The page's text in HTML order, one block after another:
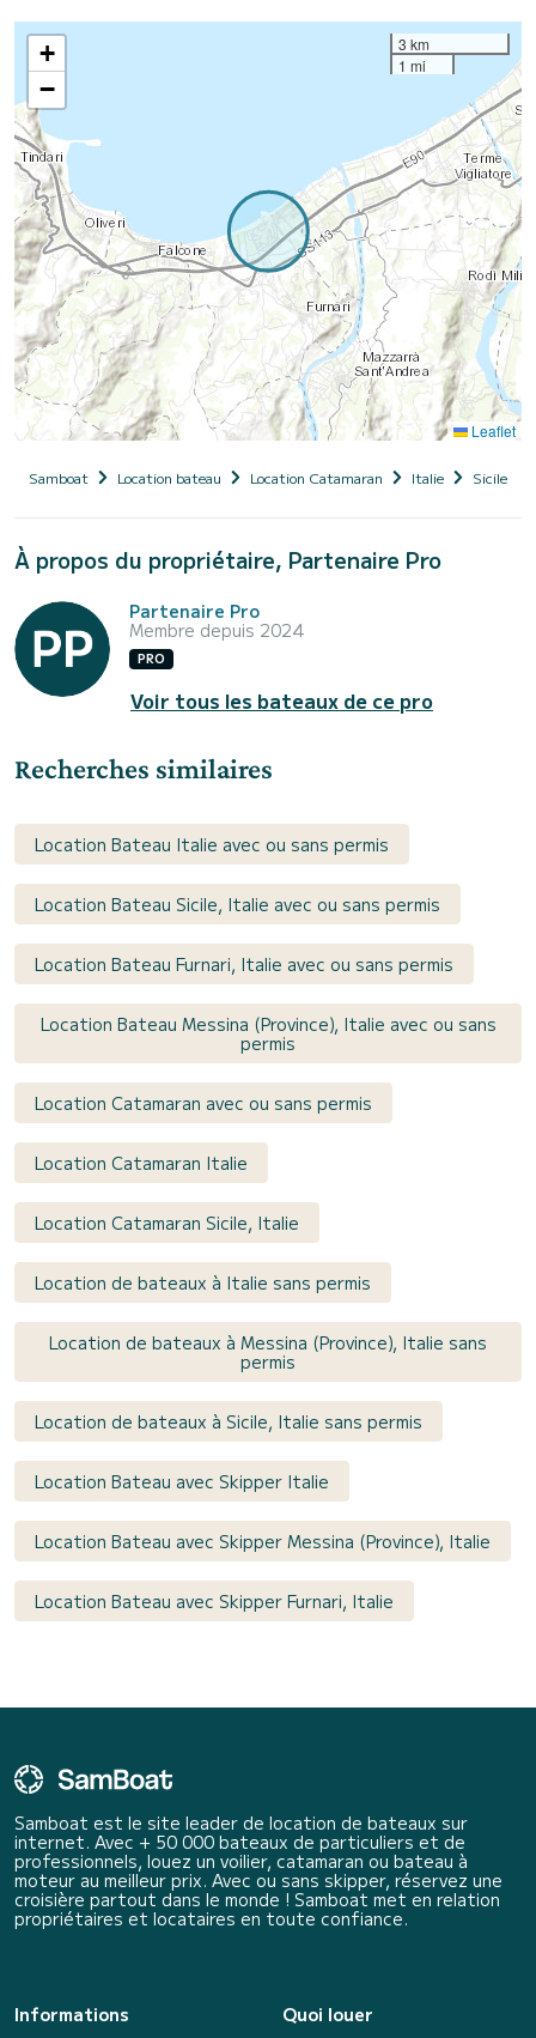
+
−
3 km
1 mi
Leaflet
Samboat Location bateau Location Catamaran Italie Sicile
À propos du propriétaire, Partenaire Pro
Partenaire Pro
Membre depuis 2024
PRO
Voir tous les bateaux de ce pro
Recherches similaires
Location Bateau Italie avec ou sans permis
Location Bateau Sicile, Italie avec ou sans permis
Location Bateau Furnari, Italie avec ou sans permis
Location Bateau Messina (Province), Italie avec ou sans
permis
Location Catamaran avec ou sans permis
Location Catamaran Italie
Location Catamaran Sicile, Italie
Location de bateaux à Italie sans permis
Location de bateaux à Messina (Province), Italie sans
permis
Location de bateaux à Sicile, Italie sans permis
Location Bateau avec Skipper Italie
Location Bateau avec Skipper Messina (Province), Italie
Location Bateau avec Skipper Furnari, Italie
Samboat est le site leader de location de bateaux sur
internet. Avec + 50 000 bateaux de particuliers et de
professionnels, louez un voilier, catamaran ou bateau à
moteur au meilleur prix. Avec ou sans skipper, réservez une
croisière partout dans le monde ! Samboat met en relation
propriétaires et locataires en toute confiance.
Informations
Quoi louer